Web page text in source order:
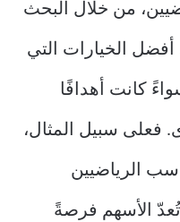
من خلال البحث
الخيارات التي
كانت أهدافًا
فعلى سبيل المثال،
الرياضيين
تُعدّ الأسهم فرصةً